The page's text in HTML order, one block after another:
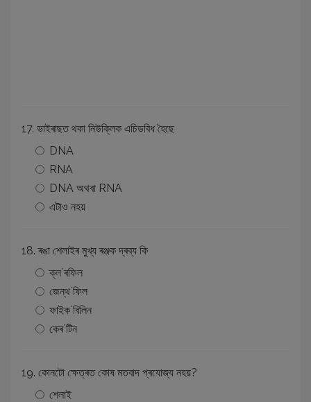
17. ভাইৰাছত থকা নিউক্লিক এচিডবিধ হৈছে
DNA
RNA
DNA অথবা RNA
এটাও নহয়
18. ৰঙা শেলাইৰ মুখ্য ৰঞ্জক দ্ৰব্য কি
ক্লʼৰফিল
জেন্থ‌ʼফিল
ফাইকʼবিলিন
কেৰʼটিন
19. কোনটো ক্ষেত্ৰত কোষ মতবাদ প্ৰযোজ্য নহয়?
শেলাই